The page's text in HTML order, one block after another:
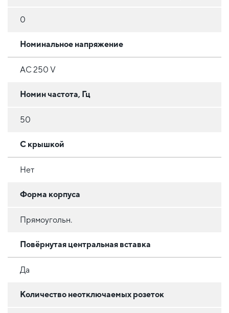
0
Номинальное напряжение
AC 250 V
Номин частота, Гц
50
С крышкой
Нет
Форма корпуса
Прямоугольн.
Повёрнутая центральная вставка
Да
Количество неотключаемых розеток